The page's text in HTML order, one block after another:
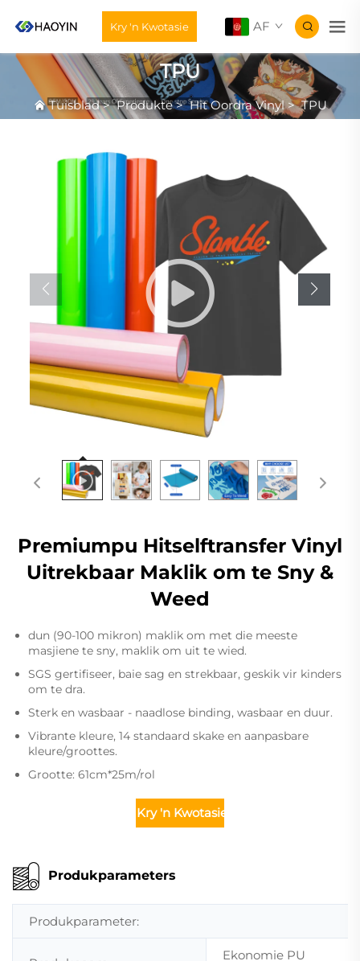
Kry 'n Kwotasie AF
TPU
Tuisblad>Produkte>Hit Oordra Vinyl>TPU
Premiumpu Hitselftransfer Vinyl
Uitrekbaar Maklik om te Sny &
Weed
dun (90-100 mikron) maklik om met die meeste
masjiene te sny, maklik om uit te wied.
SGS gertifiseer, baie sag en strekbaar, geskik vir kinders
om te dra.
Sterk en wasbaar - naadlose binding, wasbaar en duur.
Vibrante kleure, 14 standaard skake en aanpasbare
kleure/groottes.
Grootte: 61cm*25m/rol
Kry 'n Kwotasie
Produkparameters
Produkparameter:
Ekonomie PU